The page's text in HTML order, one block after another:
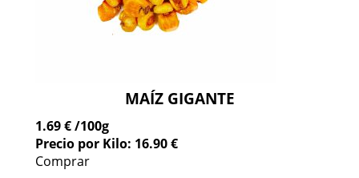
MAÍZ GIGANTE
1.69 €/100g
Precio por Kilo: 16.90 €
Comprar